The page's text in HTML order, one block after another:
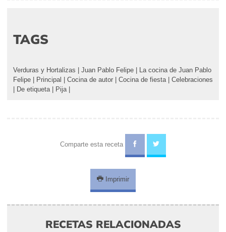
TAGS
Verduras y Hortalizas Juan Pablo Felipe
La cocina de Juan Pablo
Felipe
Principal Cocina de autor Cocina de fiesta| Celebraciones
De etiqueta| Pija|
Comparte esta receta
Imprimir
RECETAS RELACIONADAS